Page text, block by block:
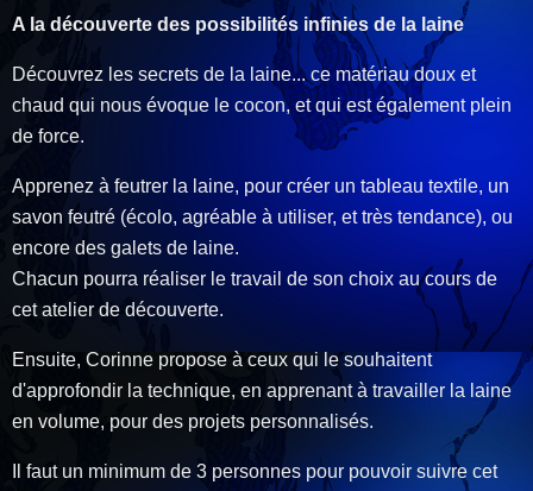
A la découverte des possibilités infinies de la laine
Découvrez les secrets de la laine... ce matériau doux et
chaud qui nous évoque le cocon, et qui est également plein
de force.
Apprenez à feutrer la laine, pour créer un tableau textile, un
savon feutré (écolo, agréable à utiliser, et très tendance), ou
encore des galets de laine.
Chacun pourra réaliser le travail de son choix au cours de
cet atelier de découverte.
Ensuite, Corinne propose à ceux qui le souhaitent
d'approfondir la technique, en apprenant à travailler la laine
en volume, pour des projets personnalisés.
Il faut un minimum de 3 personnes pour pouvoir suivre cet